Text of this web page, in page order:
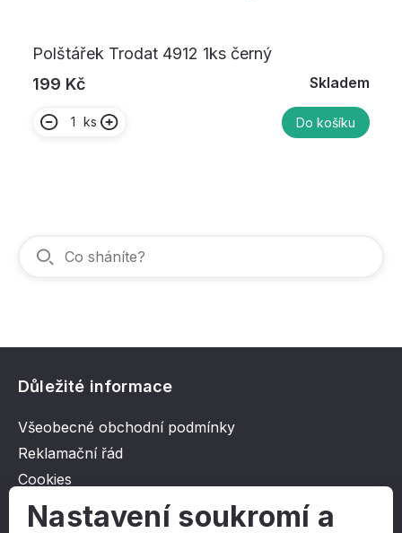
Polštářek Trodat 4912 1ks černý
199 Kč
Skladem
ks Do košíku
Důležité informace
Všeobecné obchodní podmínky
Reklamační řád
Cookies
Ochrana osobních údajů
Nastavení soukromí a